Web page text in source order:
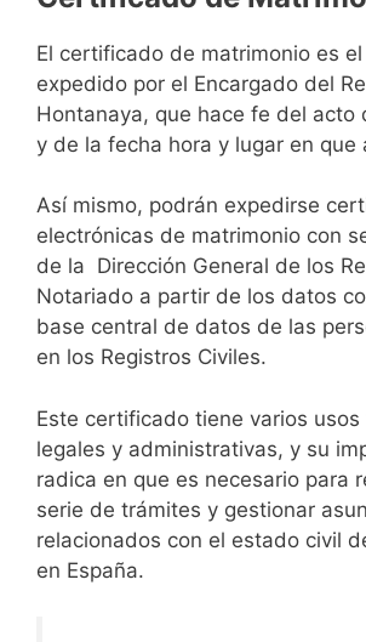
El certificado de matrimonio es
expedido por el Encargado del
Hontanaya, que hace fe del acto
y de la fecha hora y lugar en que
Así mismo, podrán expedirse
electrónicas de matrimonio con
de la Dirección General de los
Notariado a partir de los datos
base central de datos de las
en los Registros Civiles.
Este certificado tiene varios usos
legales y administrativas, y su
radica en que es necesario para
serie de trámites y gestionar
relacionados con el estado civil
en España.